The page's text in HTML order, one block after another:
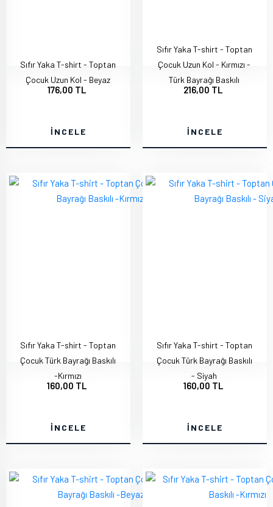
Sıfır Yaka T-shirt - Toptan
Çocuk Uzun Kol - Beyaz
176,00 TL
İNCELE
Sıfır Yaka T-shirt - Toptan
Çocuk Uzun Kol - Kırmızı -
Türk Bayrağı Baskılı
216,00 TL
İNCELE
Sıfır Yaka T-shirt - Toptan
Çocuk Türk Bayrağı Baskılı
-Kırmızı
160,00 TL
İNCELE
Sıfır Yaka T-shirt - Toptan
Çocuk Türk Bayrağı Baskılı
- Siyah
160,00 TL
İNCELE